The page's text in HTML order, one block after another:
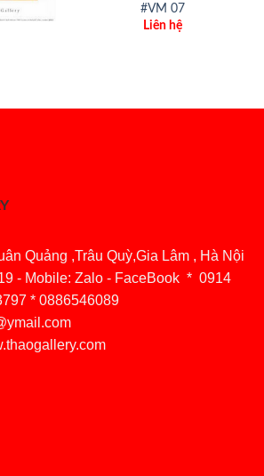
#VM 07
Liên hệ
Quảng ,Trâu Quỳ,Gia Lâm , Hà Nội
- Mobile: Zalo - FaceBook * 0914
* 0886546089